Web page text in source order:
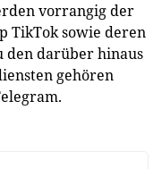
vorrangig der
TikTok sowie deren
den darüber hinaus
gehören